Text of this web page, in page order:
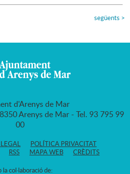
següents >
d'Arenys de Mar
Arenys de Mar - Tel. 93 795 99
00
POLÍTICA PRIVACITAT
RSS MAPA WEB CRÈDITS
la col·laboració de: